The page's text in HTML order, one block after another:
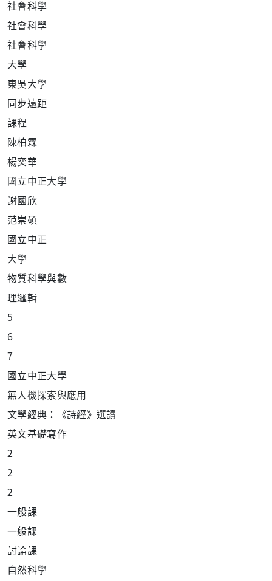
社會科學
社會科學
社會科學
大學
東吳大學
同步遠距
課程
陳柏霖
楊奕華
國立中正大學
謝國欣
范崇碩
國立中正
大學
物質科學與數
理邏輯
5
6
7
國立中正大學
無人機探索與應用
文學經典：《詩經》選讀
英文基礎寫作
2
2
2
一般課
一般課
討論課
自然科學